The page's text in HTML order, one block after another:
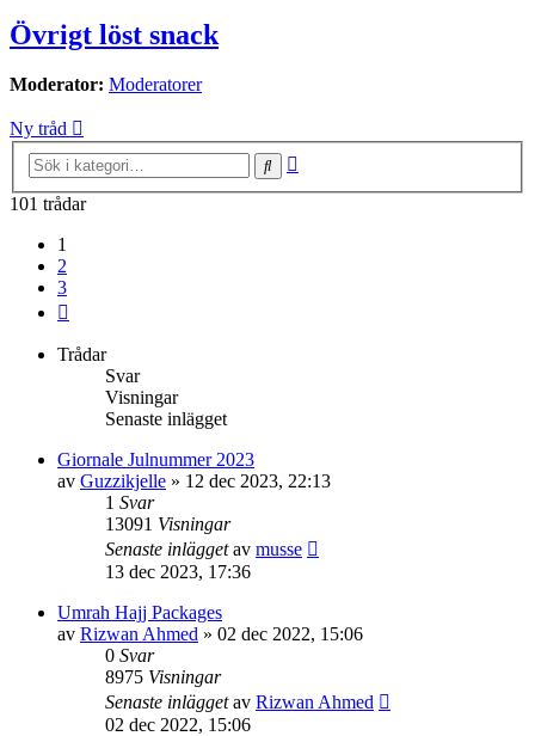
Övrigt löst snack
Moderator: Moderatorer
Ny tråd
Sök
101 trådar
1
2
3
Trådar
Svar
Visningar
Senaste inlägget
Giornale Julnummer 2023
av Guzzikjelle » 12 dec 2023, 22:13
1 Svar
13091 Visningar
Senaste inläggetav musse
13 dec 2023, 17:36
Umrah Hajj Packages
av Rizwan Ahmed » 02 dec 2022, 15:06
0 Svar
8975 Visningar
Senaste inläggetav Rizwan Ahmed
02 dec 2022, 15:06